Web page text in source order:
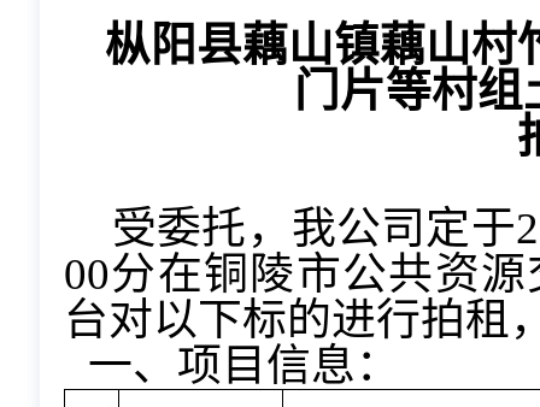
枞阳县藕山镇藕山村
门片等村组
受委托，我公司定于
00分在铜陵市公共资
台对以下标的进行拍租
一、项目信息：